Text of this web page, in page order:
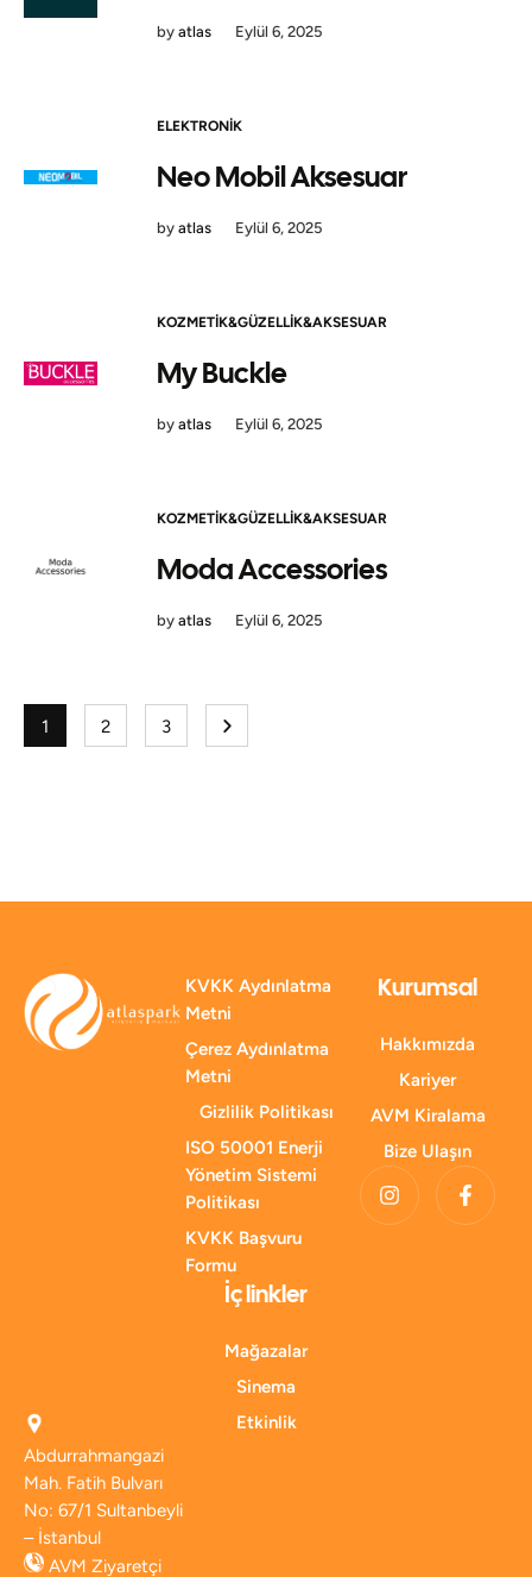
by atlas Eylül 6, 2025
ELEKTRONIK
Neo Mobil Aksesuar
by atlas Eylül 6, 2025
KOZMETIK&GÜZELLIK&AKSESUAR
My Buckle
by atlas Eylül 6, 2025
KOZMETIK&GÜZELLIK&AKSESUAR
Moda Accessories
by atlas Eylül 6, 2025
1 2 3
Abdurrahmangazi
Mah. Fatih Bulvarı
No: 67/1 Sultanbeyli
– İstanbul
AVM Ziyaretçi
KVKK Aydınlatma
Metni
Çerez Aydınlatma
Metni
Gizlilik Politikası
ISO 50001 Enerji
Yönetim Sistemi
Politikası
KVKK Başvuru
Formu
İç linkler
Mağazalar
Sinema
Etkinlik
Kurumsal
Hakkımızda
Kariyer
AVM Kiralama
Bize Ulaşın